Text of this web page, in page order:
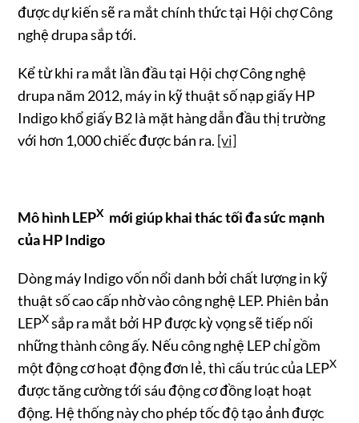
được dự kiến sẽ ra mắt chính thức tại Hội chợ Công
nghệ drupa sắp tới.
Kể từ khi ra mắt lần đầu tại Hội chợ Công nghệ
drupa năm 2012, máy in kỹ thuật số nạp giấy HP
Indigo khổ giấy B2 là mặt hàng dẫn đầu thị trường
với hơn 1,000 chiếc được bán ra. [vi]
Mô hình LEPX mới giúp khai thác tối đa sức mạnh
của HP Indigo
Dòng máy Indigo vốn nổi danh bởi chất lượng in kỹ
thuật số cao cấp nhờ vào công nghệ LEP. Phiên bản
LEPXsắp ra mắt bởi HP được kỳ vọng sẽ tiếp nối
những thành công ấy. Nếu công nghệ LEP chỉ gồm
một động cơ hoạt động đơn lẻ, thì cấu trúc của LEPX
được tăng cường tới sáu động cơ đồng loạt hoạt
động. Hệ thống này cho phép tốc độ tạo ảnh được